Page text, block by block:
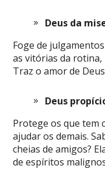
Deus da
Foge de
as vitórias da rotina,
Traz o amor de
Deus
Protege os que tem
ajudar os demais.
cheias de amigos?
de espíritos